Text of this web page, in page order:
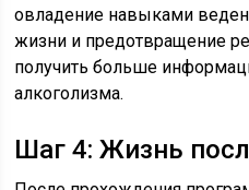
овладение навыками
жизни и предотвращение
получить больше
алкоголизма.
Шаг 4: Жизнь